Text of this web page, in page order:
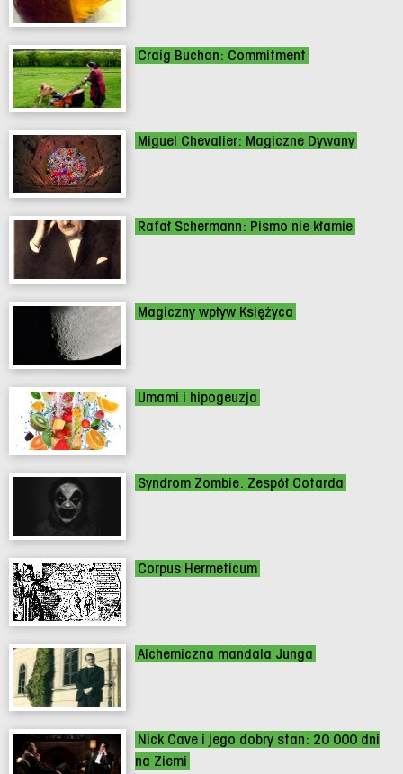
Craig Buchan: Commitment
Miguel Chevalier: Magiczne Dywany
Rafał Schermann: Pismo nie kłamie
Magiczny wpływ Księżyca
Umami i hipogeuzja
Syndrom Zombie. Zespół Cotarda
Corpus Hermeticum
Alchemiczna mandala Junga
Nick Cave i jego dobry stan: 20 000 dni
na Ziemi